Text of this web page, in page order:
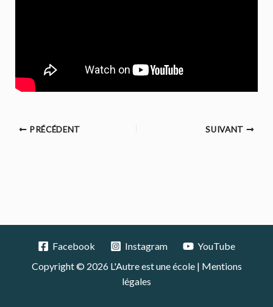
PRÉCÉDENT SUIVANT
Facebook Instagram
YouTube
Copyright © 2026 L'Autre est une école | Mentions
légales